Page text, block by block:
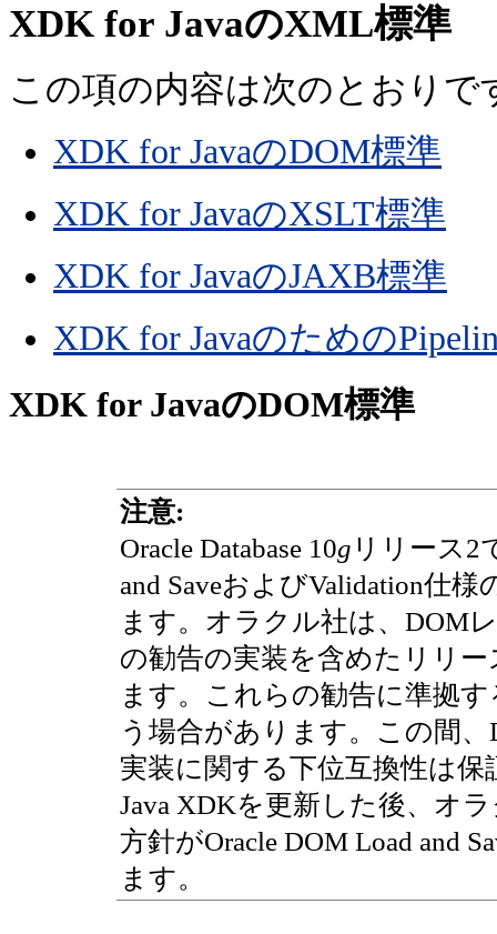
XDK for JavaのXML標準
この項の内容は次のとおりで
XDK for JavaのDOM標準
XDK for JavaのXSLT標準
XDK for JavaのJAXB標準
XDK for Javaのための
XDK for JavaのDOM標準
注意:
Oracle Database 10g リリース2
and SaveおよびValidation仕
ます。オラクル社は、DOM
の勧告の実装を含めたリリ
ます。これらの勧告に準拠
う場合があります。この間、
実装に関する下位互換性は
Java XDKを更新した後、オ
方針がOracle DOM Load and
ます。